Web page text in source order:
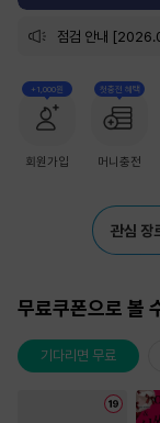
점검 안내
+1,000원
회원가입
첫충전 혜택
머니충전
관심 장
무료쿠폰으로 볼
기다리면 무료